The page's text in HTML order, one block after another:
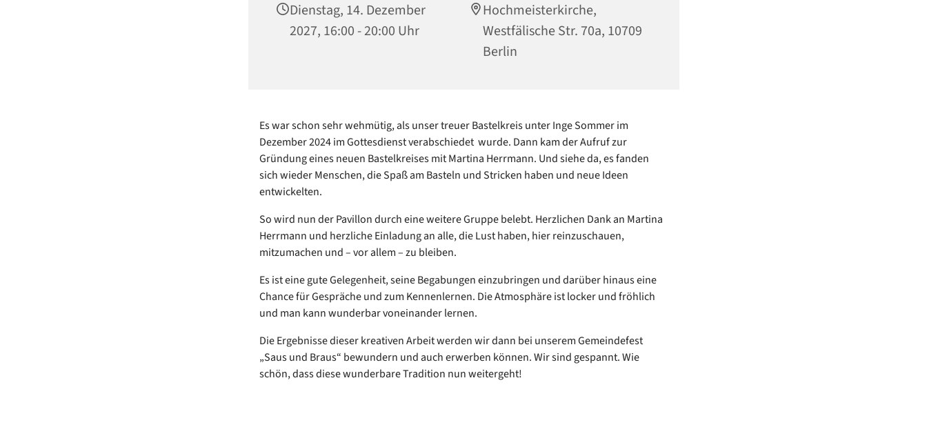
Dienstag, 14. Dezember
2027, 16:00 - 20:00 Uhr
Hochmeisterkirche,
Westfälische Str. 70a, 10709
Berlin
Es war schon sehr wehmütig, als unser treuer Bastelkreis unter Inge Sommer im
Dezember 2024 im Gottesdienst verabschiedet wurde. Dann kam der Aufruf zur
Gründung eines neuen Bastelkreises mit Martina Herrmann. Und siehe da, es fanden
sich wieder Menschen, die Spaß am Basteln und Stricken haben und neue Ideen
entwickelten.
So wird nun der Pavillon durch eine weitere Gruppe belebt. Herzlichen Dank an Martina
Herrmann und herzliche Einladung an alle, die Lust haben, hier reinzuschauen,
mitzumachen und – vor allem – zu bleiben.
Es ist eine gute Gelegenheit, seine Begabungen einzubringen und darüber hinaus eine
Chance für Gespräche und zum Kennenlernen. Die Atmosphäre ist locker und fröhlich
und man kann wunderbar voneinander lernen.
Die Ergebnisse dieser kreativen Arbeit werden wir dann bei unserem Gemeindefest
„Saus und Braus“ bewundern und auch erwerben können. Wir sind gespannt. Wie
schön, dass diese wunderbare Tradition nun weitergeht!